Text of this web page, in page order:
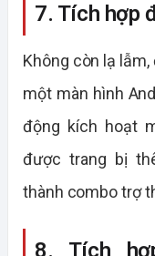
7. Tích hợp
Không còn lạ
một màn hình
động kích hoạt
được trang bị
thành combo trợ
8. Tích